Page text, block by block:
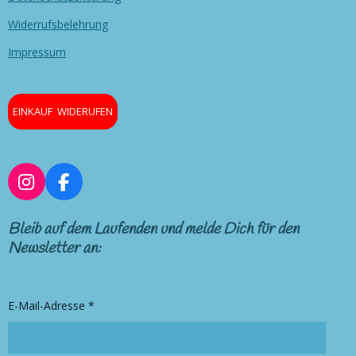
Widerrufsbelehrung
Impressum
EINKAUF WIDERUFEN
I
n
s
t
a
a
F
a
c
e
b
k
Bleib auf dem Laufenden und melde Dich für den
Newsletter an:
E-Mail-Adresse *